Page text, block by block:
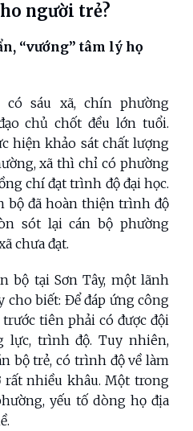
người trẻ?
“vướng” tâm lý họ
sáu xã, chín phường
chủ chốt đều lớn tuổi.
hiện khảo sát chất lượng
xã thì chỉ có phường
chí đạt trình độ đại học.
bộ đã hoàn thiện trình độ
sót lại cán bộ phường
chưa đạt.
bộ tại Sơn Tây, một lãnh
cho biết: Để đáp ứng công
tiên phải có được đội
lực, trình độ. Tuy nhiên,
bộ trẻ, có trình độ về làm
nhiều khâu. Một trong
yếu tố dòng họ địa